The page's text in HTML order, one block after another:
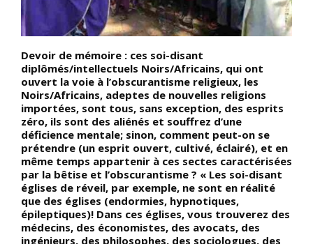
Devoir de mémoire : ces soi-disant
diplômés/intellectuels Noirs/Africains, qui ont
ouvert la voie à l’obscurantisme religieux, les
Noirs/Africains, adeptes de nouvelles religions
importées, sont tous, sans exception, des esprits
zéro, ils sont des aliénés et souffrez d’une
déficience mentale; sinon, comment peut-on se
prétendre (un esprit ouvert, cultivé, éclairé), et en
même temps appartenir à ces sectes caractérisées
par la bêtise et l’obscurantisme ? « Les soi-disant
églises de réveil, par exemple, ne sont en réalité
que des églises (endormies, hypnotiques,
épileptiques)! Dans ces églises, vous trouverez des
médecins, des économistes, des avocats, des
ingénieurs, des philosophes, des sociologues, des